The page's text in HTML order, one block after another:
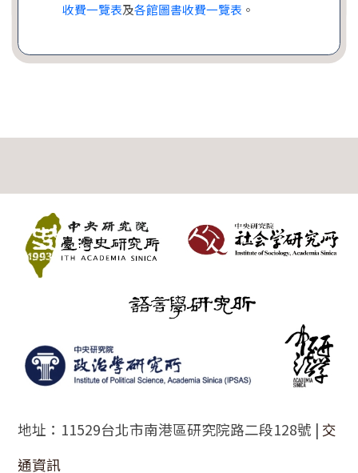
收費一覽表及各館圖書收費一覽表 。
地址：11529台北市南港區研究院路二段128號 | 交
通資訊